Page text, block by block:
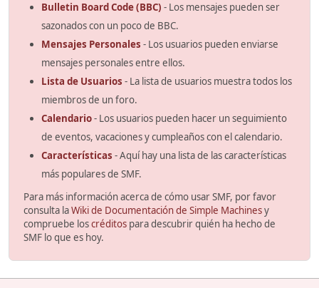
Bulletin Board Code (BBC) - Los mensajes pueden ser
sazonados con un poco de BBC.
Mensajes Personales - Los usuarios pueden enviarse
mensajes personales entre ellos.
Lista de Usuarios - La lista de usuarios muestra todos los
miembros de un foro.
Calendario- Los usuarios pueden hacer un seguimiento
de eventos, vacaciones y cumpleaños con el calendario.
Características - Aquí hay una lista de las características
más populares de SMF.
Para más información acerca de cómo usar SMF, por favor
consulta laWiki de Documentación de Simple Machinesy
compruebe loscréditos para descubrir quién ha hecho de
SMF lo que es hoy.